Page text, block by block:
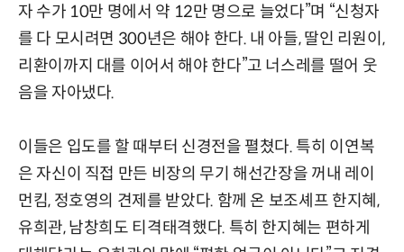
자 수가 10만 명에서 약 12만 명으로 늘었다”며 “신청자
를 다 모시려면 300년은 해야 한다. 내 아들, 딸인 리원이,
리환이까지 대를 이어서 해야 한다”고 너스레를 떨어 웃
음을 자아냈다.
이들은 입도를 할 때부터 신경전을 펼쳤다. 특히 이연복
은 자신이 직접 만든 비장의 무기 해선간장을 꺼내 레이
먼킴, 정호영의 견제를 받았다. 함께 온 보조셰프 한지혜,
유희관, 남창희도 티격태격했다. 특히 한지혜는 편하게